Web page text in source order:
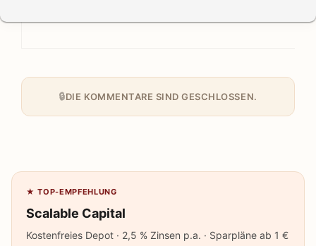
DIE KOMMENTARE SIND GESCHLOSSEN.
★ TOP-EMPFEHLUNG
Scalable Capital
Kostenfreies Depot · 2,5 % Zinsen p.a. · Sparpläne ab 1 €